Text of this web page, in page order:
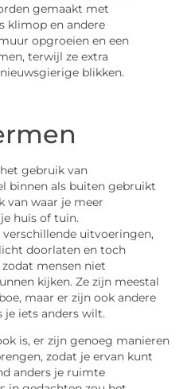
gemaakt met
klimop en andere
opgroeien en een
terwijl ze extra
blikken.
gebruik van
binnen als buiten gebruikt
van waar je meer
huis of tuin.
uitvoeringen,
doorlaten en toch
mensen niet
kijken. Ze zijn meestal
maar er zijn ook andere
je iets anders wilt.
is, er zijn genoeg manieren
zodat je ervan kunt
anders je ruimte